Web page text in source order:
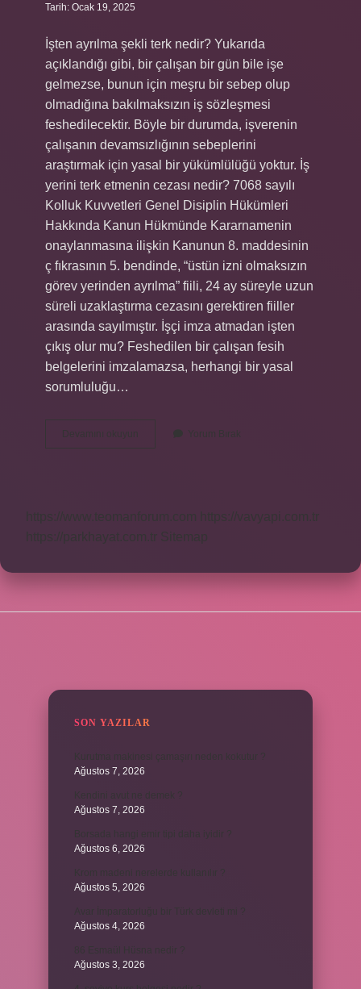
Tarih: Ocak 19, 2025
İşten ayrılma şekli terk nedir? Yukarıda
açıklandığı gibi, bir çalışan bir gün bile işe
gelmezse, bunun için meşru bir sebep olup
olmadığına bakılmaksızın iş sözleşmesi
feshedilecektir. Böyle bir durumda, işverenin
çalışanın devamsızlığının sebeplerini
araştırmak için yasal bir yükümlülüğü yoktur. İş
yerini terk etmenin cezası nedir? 7068 sayılı
Kolluk Kuvvetleri Genel Disiplin Hükümleri
Hakkında Kanun Hükmünde Kararnamenin
onaylanmasına ilişkin Kanunun 8. maddesinin
ç fıkrasının 5. bendinde, “üstün izni olmaksızın
görev yerinden ayrılma” fiili, 24 ay süreyle uzun
süreli uzaklaştırma cezasını gerektiren fiiller
arasında sayılmıştır. İşçi imza atmadan işten
çıkış olur mu? Feshedilen bir çalışan fesih
belgelerini imzalamazsa, herhangi bir yasal
sorumluluğu…
Devamını okuyun
Terk
Yorum Bırak
https://www.teomanforum.com
https://vavyapi.com.tr
https://parkhayat.com.tr
Sitemap
SON YAZILAR
Ağustos 7, 2026
Ağustos 7, 2026
Ağustos 6, 2026
Ağustos 5, 2026
Ağustos 4, 2026
Ağustos 3, 2026